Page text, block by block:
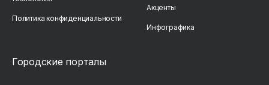
Политика конфиденциальности
Акценты
Инфографика
Городские порталы